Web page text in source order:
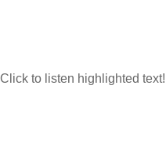
Click to listen highlighted text!